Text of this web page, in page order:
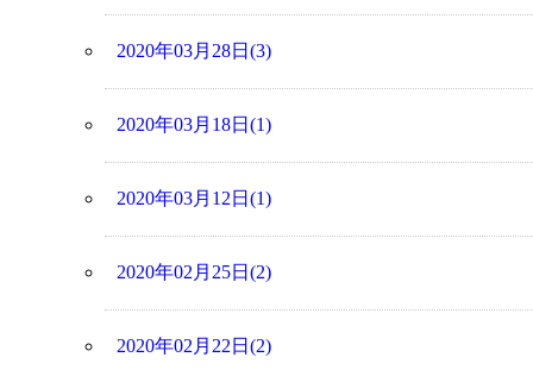
2020年03月28日(3)
2020年03月18日(1)
2020年03月12日(1)
2020年02月25日(2)
2020年02月22日(2)